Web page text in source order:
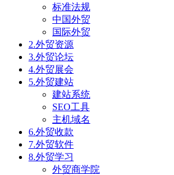
标准法规
中国外贸
国际外贸
2.外贸资源
3.外贸论坛
4.外贸展会
5.外贸建站
建站系统
SEO工具
主机域名
6.外贸收款
7.外贸软件
8.外贸学习
外贸商学院